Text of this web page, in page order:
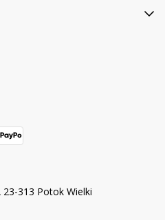
23-313 Potok Wielki